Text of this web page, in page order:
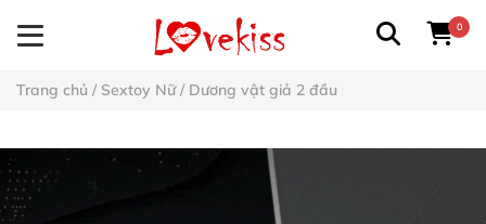
0
Trang chủ / Sextoy Nữ/ Dương vật giả 2 đầu